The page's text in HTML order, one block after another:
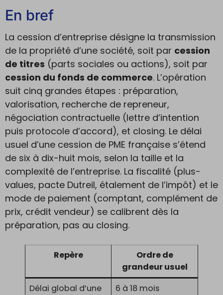
En bref
La cession d’entreprise désigne la transmission
de la propriété d’une société, soit par cession
de titres (parts sociales ou actions), soit par
cession du fonds de commerce. L’opération
suit cinq grandes étapes : préparation,
valorisation, recherche de repreneur,
négociation contractuelle (lettre d’intention
puis protocole d’accord), et closing. Le délai
usuel d’une cession de PME française s’étend
de six à dix-huit mois, selon la taille et la
complexité de l’entreprise. La fiscalité (plus-
values, pacte Dutreil, étalement de l’impôt) et le
mode de paiement (comptant, complément de
prix, crédit vendeur) se calibrent dès la
préparation, pas au closing.
Repère
Ordre de
grandeur usuel
Délai global d’une
6 à 18 mois